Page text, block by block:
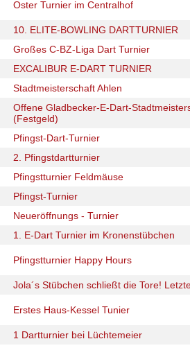
Oster Turnier im Centralhof
10. ELITE-BOWLING DARTTURNIER
Großes C-BZ-Liga Dart Turnier
EXCALIBUR E-DART TURNIER
Stadtmeisterschaft Ahlen
Offene Gladbecker-E-Dart-
(Festgeld)
Pfingst-Dart-Turnier
2. Pfingstdartturnier
Pfingstturnier Feldmäuse
Pfingst-Turnier
Neueröffnungs - Turnier
1. E-Dart Turnier im Kronenstübchen
Pfingstturnier Happy Hours
Jola´s Stübchen schließt die Tore!
Erstes Haus-Kessel Tunier
1 Dartturnier bei Lüchtemeier